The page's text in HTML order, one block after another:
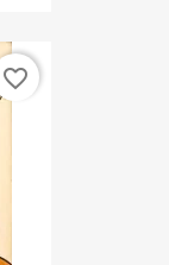
favorite_border